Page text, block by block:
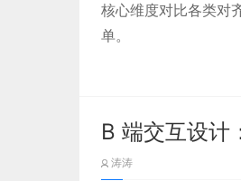
核心维度对比各类对
单。
B 端交互设计
涛涛